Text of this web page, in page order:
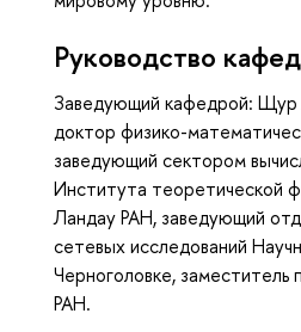
Руководство
Заведующий кафедрой:
доктор физико-
заведующий сектором
Института теоретической
Ландау РАН, заведующий
сетевых исследований
Черноголовке,
РАН.